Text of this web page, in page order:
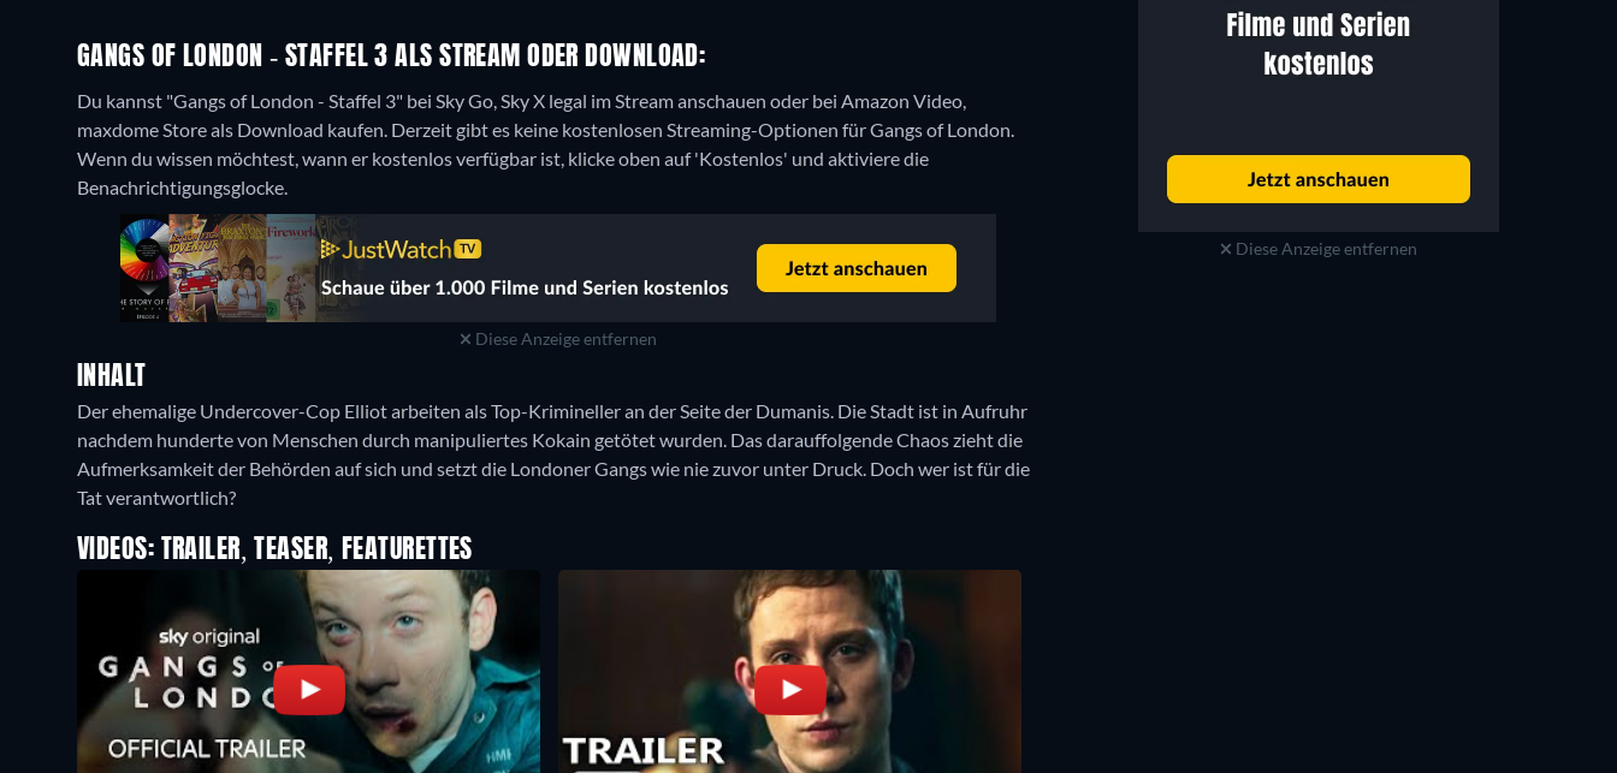
GANGS OF LONDON - STAFFEL 3 ALS STREAM ODER DOWNLOAD:
Du kannst "Gangs of London - Staffel 3" bei Sky Go, Sky X legal im Stream anschauen oder bei Amazon Video,
maxdome Store als Download kaufen. Derzeit gibt es keine kostenlosen Streaming-Optionen für Gangs of London.
Wenn du wissen möchtest, wann er kostenlos verfügbar ist, klicke oben auf 'Kostenlos' und aktiviere die
Benachrichtigungsglocke.
Diese Anzeige entfernen
INHALT
Der ehemalige Undercover-Cop Elliot arbeiten als Top-Krimineller an der Seite der Dumanis. Die Stadt ist in Aufruhr
nachdem hunderte von Menschen durch manipuliertes Kokain getötet wurden. Das darauffolgende Chaos zieht die
Aufmerksamkeit der Behörden auf sich und setzt die Londoner Gangs wie nie zuvor unter Druck. Doch wer ist für die
Tat verantwortlich?
VIDEOS: TRAILER, TEASER, FEATURETTES
Diese Anzeige entfernen